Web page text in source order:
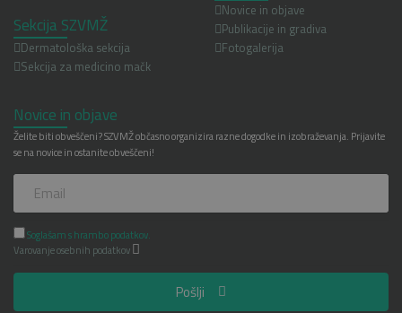
Sekcija SZVMŽ
Dermatološka sekcija
Sekcija za medicino mačk
Novice in objave
Publikacije in gradiva
Fotogalerija
Novice in objave
Želite biti obveščeni? SZVMŽ občasno organizira razne dogodke in izobraževanja. Prijavite
se na novice in ostanite obveščeni!
Soglašam s hrambo podatkov.
Varovanje osebnih podatkov
Pošlji